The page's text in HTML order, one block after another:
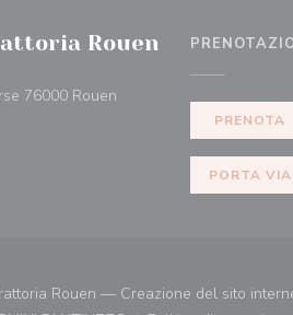
Rouen
76000 Rouen
PRENOTA
PORTA VIA
Rouen — Creazione del sito